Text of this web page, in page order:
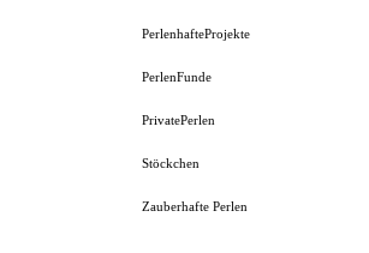
PerlenhafteProjekte
PerlenFunde
PrivatePerlen
Stöckchen
Zauberhafte Perlen